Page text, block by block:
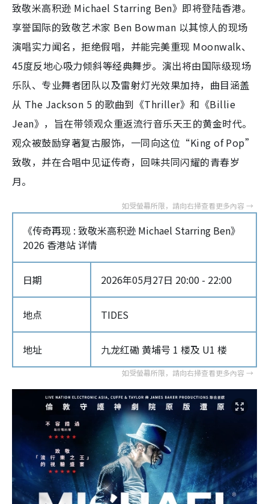
致敬米高积逊 Michael Starring Ben》即将登陆香港。
享誉国际的致敬艺术家 Ben Bowman 以其惊人的现场
演唱实力闻名，拒绝假唱，并能完美重现 Moonwalk、
45度反地心吸力倾斜等经典舞步。演出将由国际级现场
乐队、专业舞者团队以及雷射灯光效果加持，曲目涵盖
从 The Jackson 5 的歌曲到《Thriller》和《Billie
Jean》，旨在带领观众重返流行音乐天王的黄金时代。
观众被鼓励穿著复古服饰，一同向这位“King of Pop”
致敬，并在合唱中见证传奇，回味共同闪耀的青春岁
月。
《传奇再现 : 致敬米高积逊 Michael Starring Ben》
2026 香港站 详情
日期 2026年05月27日 20:00 - 22:00
地点 TIDES
地址 九龙红磡 黄埔号 1 楼及 U1 楼